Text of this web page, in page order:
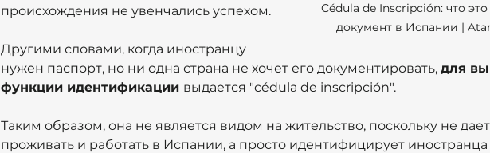
Cédula de Inscripción: что
документ в Испании |
происхождения не увенчались успехом.
Другими словами, когда иностранцу
нужен паспорт, но ни одна страна не хочет его документировать, для
функции идентификации выдается "cédula de inscripción".
Таким образом, она не является видом на жительство, поскольку не
проживать и работать в Испании, а просто идентифицирует